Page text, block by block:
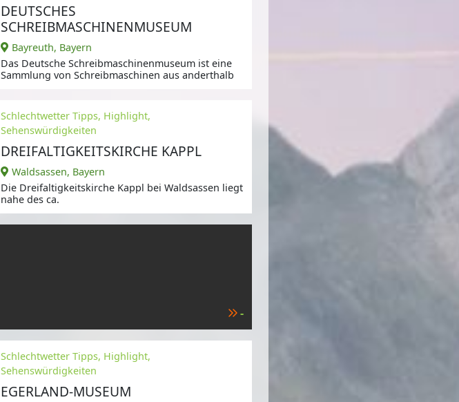
DEUTSCHES
SCHREIBMASCHINENMUSEUM
Bayreuth, Bayern
Das Deutsche Schreibmaschinenmuseum ist eine
Sammlung von Schreibmaschinen aus anderthalb
Schlechtwetter Tipps, Highlight,
Sehenswürdigkeiten
DREIFALTIGKEITSKIRCHE KAPPL
Waldsassen, Bayern
Die Dreifaltigkeitskirche Kappl bei Waldsassen liegt
nahe des ca.
-
Schlechtwetter Tipps, Highlight,
Sehenswürdigkeiten
EGERLAND-MUSEUM